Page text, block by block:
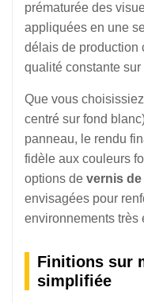
prématurée des
appliquées en une
délais de production
qualité constante sur
Que vous
centré sur fond
panneau, le rendu
fidèle aux couleurs
options de vernis
envisagées pour
environnements très
Finitions sur
simplifiée